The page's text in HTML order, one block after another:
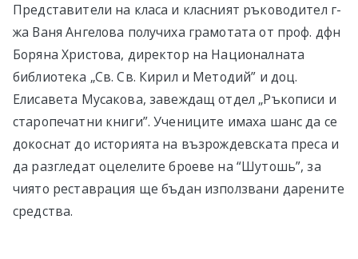
Представители на класа и класният ръководител г-
жа Ваня Ангелова получиха грамотата от проф. дфн
Боряна Христова, директор на Националната
библиотека „Св. Св. Кирил и Методий” и доц.
Елисавета Мусакова, завеждащ отдел „Ръкописи и
старопечатни книги”. Учениците имаха шанс да се
докоснат до историята на възрождевската преса и
да разгледат оцелелите броеве на “Шутошь”, за
чиято реставрация ще бъдан използвани дарените
средства.